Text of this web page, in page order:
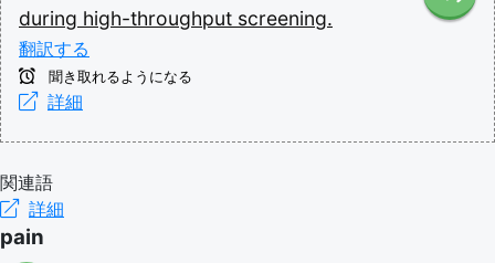
during high-throughput screening.
翻訳する
聞き取れるようになる
詳細
関連語
詳細
pain